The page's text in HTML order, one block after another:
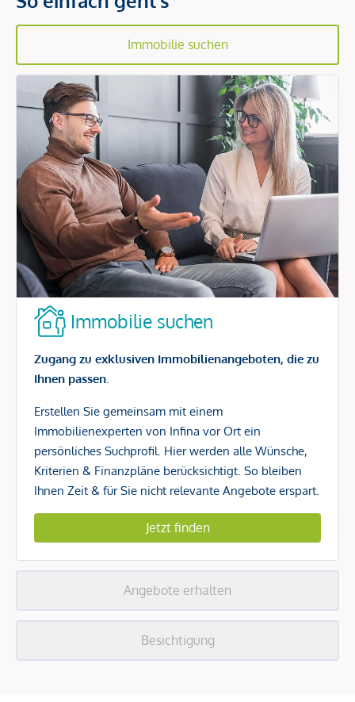
Immobilie suchen
Immobilie suchen
Zugang zu exklusiven Immobilienangeboten, die zu
Ihnen passen.
Erstellen Sie gemeinsam mit einem
Immobilienexperten von Infina vor Ort ein
persönliches Suchprofil. Hier werden alle Wünsche,
Kriterien & Finanzpläne berücksichtigt. So bleiben
Ihnen Zeit & für Sie nicht relevante Angebote erspart.
Jetzt finden
Angebote erhalten
Besichtigung